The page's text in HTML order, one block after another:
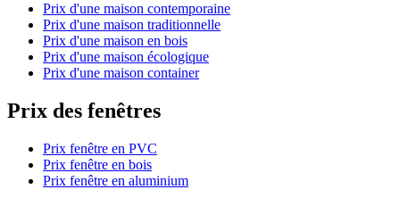
Prix d'une maison contemporaine
Prix d'une maison traditionnelle
Prix d'une maison en bois
Prix d'une maison écologique
Prix d'une maison container
Prix des fenêtres
Prix fenêtre en PVC
Prix fenêtre en bois
Prix fenêtre en aluminium